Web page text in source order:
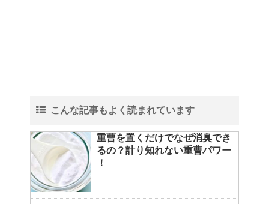
こんな記事もよく読まれています
重曹を置くだけでなぜ消臭でき
るの？計り知れない重曹パワー
！